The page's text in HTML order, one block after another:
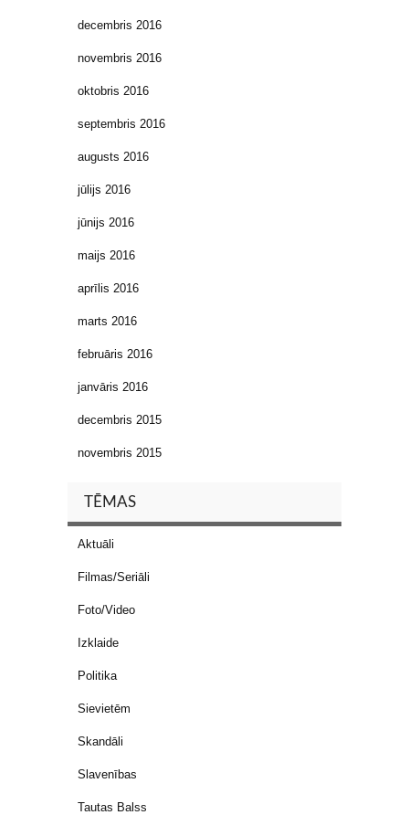
decembris 2016
novembris 2016
oktobris 2016
septembris 2016
augusts 2016
jūlijs 2016
jūnijs 2016
maijs 2016
aprīlis 2016
marts 2016
februāris 2016
janvāris 2016
decembris 2015
novembris 2015
TĒMAS
Aktuāli
Filmas/Seriāli
Foto/Video
Izklaide
Politika
Sievietēm
Skandāli
Slavenības
Tautas Balss